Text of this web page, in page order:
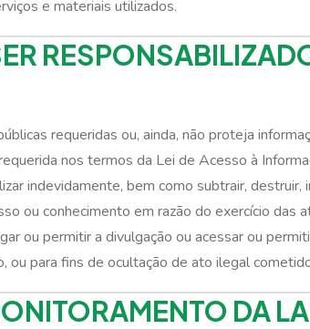
e materiais utilizados.
requeridas ou, ainda, não proteja
nos termos da Lei de Acesso à
indevidamente, bem como subtrair,
ou conhecimento em razão do exercício
ou permitir a divulgação ou acessar ou
para fins de ocultação de ato ilegal
DA